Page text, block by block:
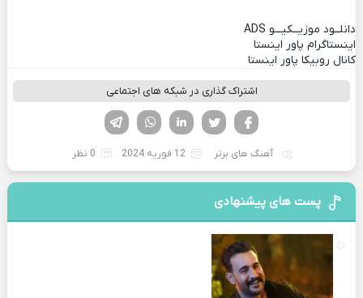
دانلــود موزیــکیـــو ADS
اینستاگرام پاور اینستا
کانال روبیکا پاور اینستا
اشتراک گذاری در شبکه های اجتماعی
لینکدین تویتر
فیسوک
آهنگ های برتر 12 فوریه 2024 0 نظر
پست های پیشنهادی